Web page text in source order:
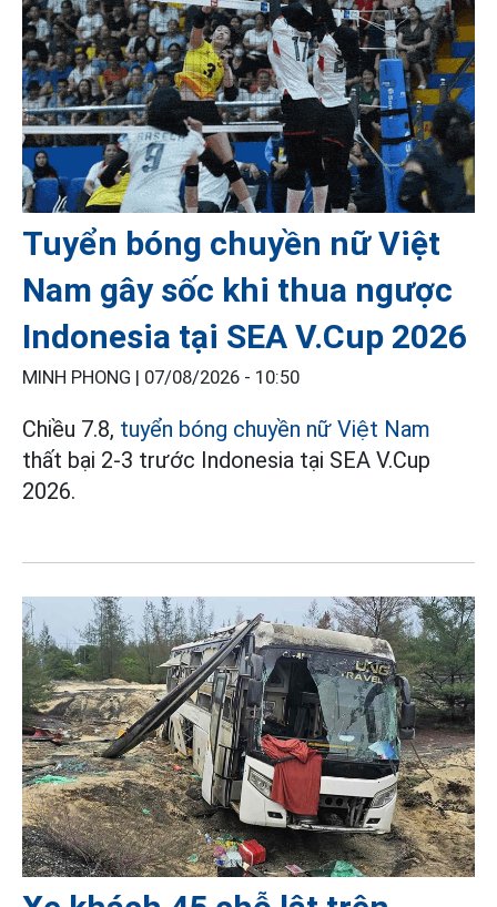
Tuyển bóng chuyền nữ Việt
Nam gây sốc khi thua ngược
Indonesia tại SEA V.Cup 2026
MINH PHONG | 07/08/2026 - 10:50
Chiều 7.8, tuyển bóng chuyền nữ Việt Nam
thất bại 2-3 trước Indonesia tại SEA V.Cup
2026.